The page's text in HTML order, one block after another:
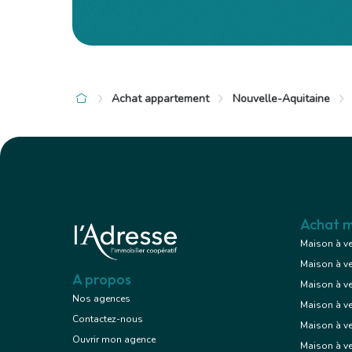
à 10 km de Soustons
63 600 € Appartement
Voir le bien
à 10 km de
150
Avec balcon
Achat appartement Nouvelle-Aquitaine
A propos
Nos agences
Contactez-nous
Ouvrir mon agence
Achat
Maison à
Maison à
Maison à
Maison à
Maison à
Maison à